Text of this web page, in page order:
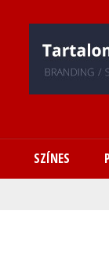
SZÍNES